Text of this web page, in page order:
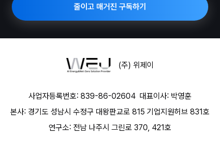
줄이고 매거진 구독하기
(주) 위제이
사업자등록번호: 839-86-02604 대표이사: 박영훈
본사: 경기도 성남시 수정구 대왕판교로 815 기업지원허브 831호
연구소: 전남 나주시 그린로 370, 421호